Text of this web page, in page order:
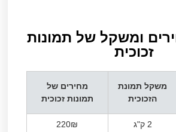
ומשקל של תמונות
זכוכית​
משקל תמונת
הזכוכית
מחירים של
תמונות זכוכית
2 ק"ג 220₪